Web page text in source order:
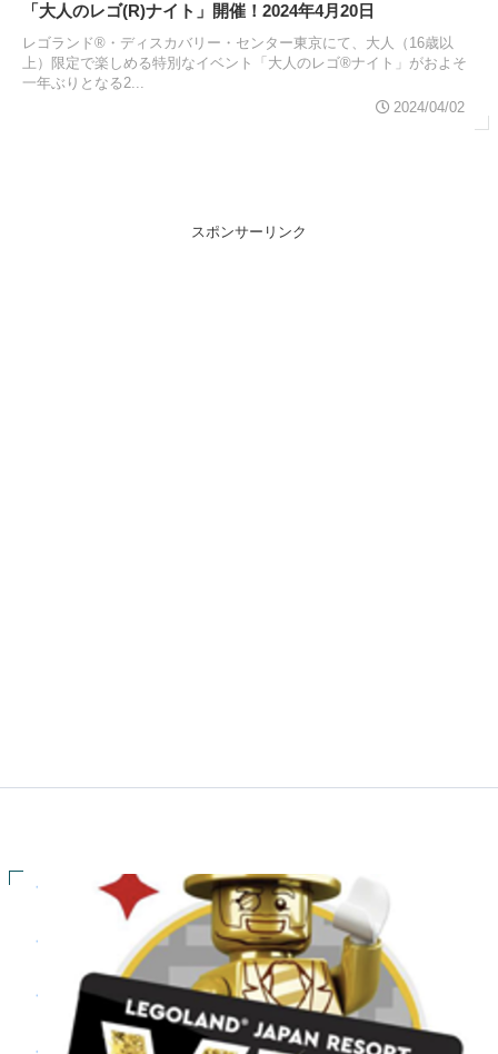
「大人のレゴ(R)ナイト」開催！2024年4月20日
レゴランド®・ディスカバリー・センター東京にて、大人（16歳以
上）限定で楽しめる特別なイベント「大人のレゴ®ナイト」がおよそ
一年ぶりとなる2...
2024/04/02
スポンサーリンク